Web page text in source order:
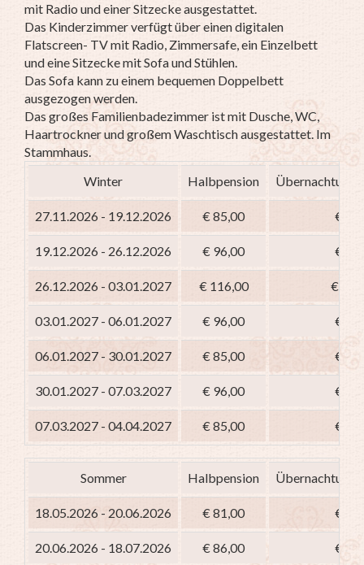
mit Radio und einer Sitzecke ausgestattet.
Das Kinderzimmer verfügt über einen digitalen
Flatscreen- TV mit Radio, Zimmersafe, ein Einzelbett
und eine Sitzecke mit Sofa und Stühlen.
Das Sofa kann zu einem bequemen Doppelbett
ausgezogen werden.
Das großes Familienbadezimmer ist mit Dusche, WC,
Haartrockner und großem Waschtisch ausgestattet. Im
Stammhaus.
Winter
Halbpension Übernachtung
27.11.2026 - 19.12.2026 € 85,00 €
19.12.2026 - 26.12.2026 € 96,00 €
26.12.2026 - 03.01.2027 € 116,00 €
03.01.2027 - 06.01.2027 € 96,00 €
06.01.2027 - 30.01.2027 € 85,00 €
30.01.2027 - 07.03.2027 € 96,00 €
07.03.2027 - 04.04.2027 € 85,00 €
Sommer Halbpension Übernachtung
18.05.2026 - 20.06.2026 € 81,00 €
20.06.2026 - 18.07.2026 € 86,00 €